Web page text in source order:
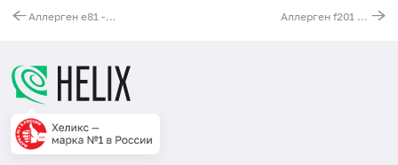
Аллерген e81 - эпителий овцы, IgE (ImmunoCAP) Аллерген f201 - орех пекан, IgE (ImmunoCAP)